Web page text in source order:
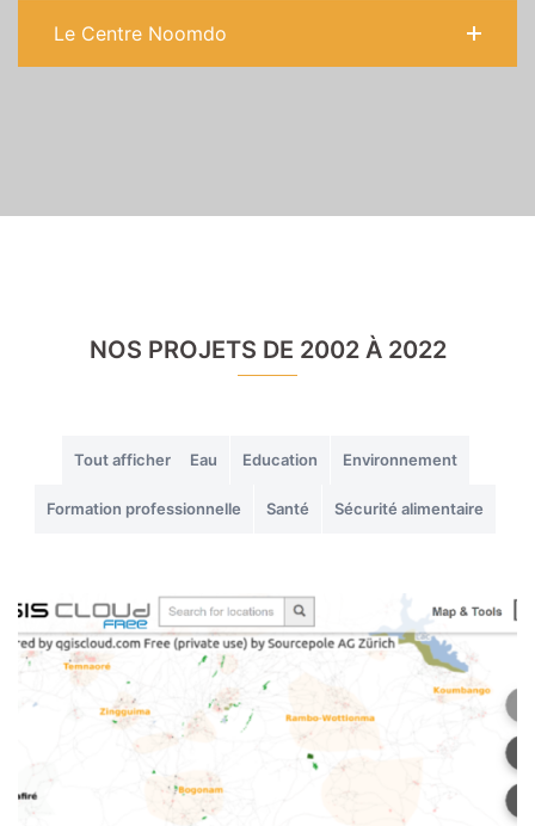
Le Centre Noomdo
NOS PROJETS DE 2002 À 2022
Tout afficher Eau Education Environnement
Formation professionnelle Santé Sécurité alimentaire